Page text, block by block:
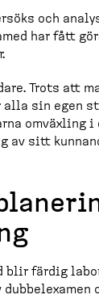
och
har fått
Trots att
alla sin egen
omväxling i
av sitt
blir färdig